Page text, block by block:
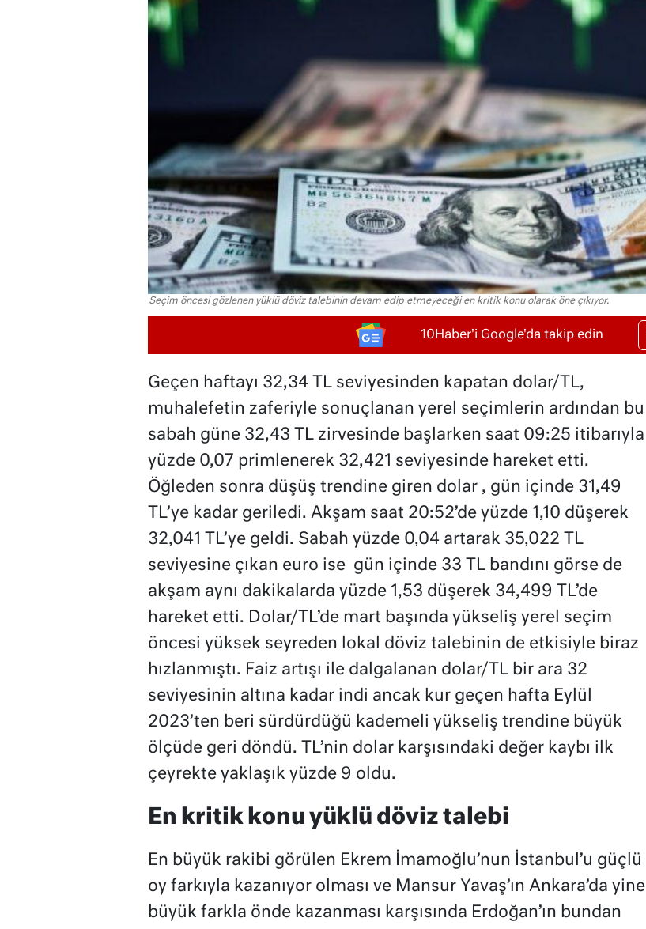
Seçim öncesi gözlenen yüklü döviz talebinin devam edip etmeyeceği en kritik konu olarak öne çıkıyor.
10Haber'i Google'da takip edin
Geçen haftayı 32,34 TL seviyesinden kapatan dolar/TL,
muhalefetin zaferiyle sonuçlanan yerel seçimlerin ardından bu
sabah güne 32,43 TL zirvesinde başlarken saat 09:25 itibarıyla
yüzde 0,07 primlenerek 32,421 seviyesinde hareket etti.
Öğleden sonra düşüş trendine giren dolar , gün içinde 31,49
TL’ye kadar geriledi. Akşam saat 20:52’de yüzde 1,10 düşerek
32,041 TL’ye geldi. Sabah yüzde 0,04 artarak 35,022 TL
seviyesine çıkan euro ise gün içinde 33 TL bandını görse de
akşam aynı dakikalarda yüzde 1,53 düşerek 34,499 TL’de
hareket etti. Dolar/TL’de mart başında yükseliş yerel seçim
öncesi yüksek seyreden lokal döviz talebinin de etkisiyle biraz
hızlanmıştı. Faiz artışı ile dalgalanan dolar/TL bir ara 32
seviyesinin altına kadar indi ancak kur geçen hafta Eylül
2023’ten beri sürdürdüğü kademeli yükseliş trendine büyük
ölçüde geri döndü. TL’nin dolar karşısındaki değer kaybı ilk
çeyrekte yaklaşık yüzde 9 oldu.
En kritik konu yüklü döviz talebi
En büyük rakibi görülen Ekrem İmamoğlu’nun İstanbul’u güçlü
oy farkıyla kazanıyor olması ve Mansur Yavaş’ın Ankara’da yine
büyük farkla önde kazanması karşısında Erdoğan’ın bundan